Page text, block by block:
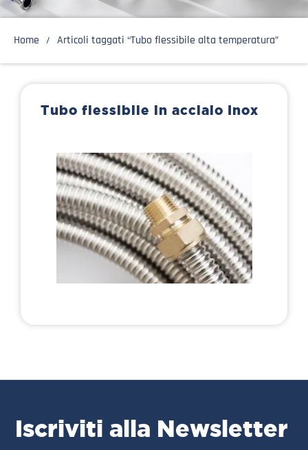
Home Articoli taggati “Tubo flessibile alta temperatura”
Tubo flessibile in acciaio Inox
Iscriviti alla Newsletter